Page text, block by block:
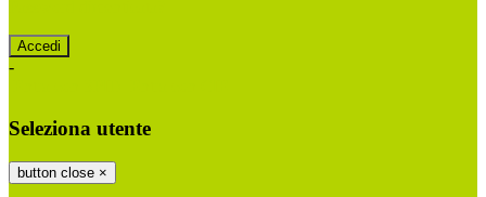
-
Seleziona utente
button close ×